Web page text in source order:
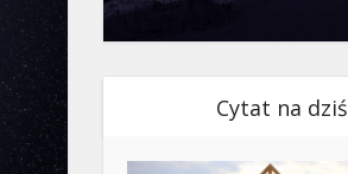
Cytat na dziś